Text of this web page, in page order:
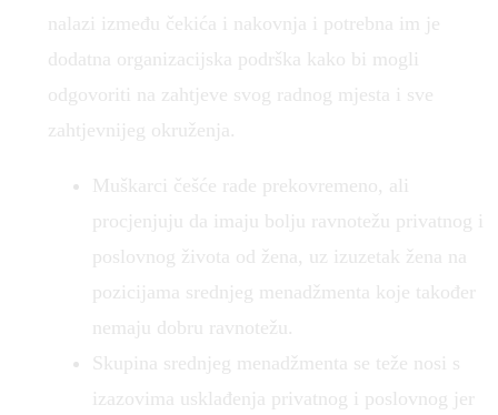
nalazi između čekića i nakovnja i potrebna im je
dodatna organizacijska podrška kako bi mogli
odgovoriti na zahtjeve svog radnog mjesta i sve
zahtjevnijeg okruženja.
Muškarci češće rade prekovremeno, ali
procjenjuju da imaju bolju ravnotežu privatnog i
poslovnog života od žena, uz izuzetak žena na
pozicijama srednjeg menadžmenta koje također
nemaju dobru ravnotežu.
Skupina srednjeg menadžmenta se teže nosi s
izazovima usklađenja privatnog i poslovnog jer